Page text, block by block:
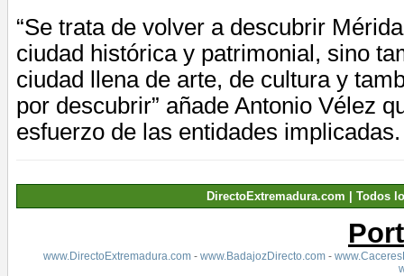
“Se trata de volver a descubrir
ciudad histórica y patrimonial, sino
ciudad llena de arte, de cultura y
por descubrir” añade Antonio Vélez
esfuerzo de las entidades implicadas.
DirectoExtremadura.com | Todos
www.DirectoExtremadura.com- www.BadajozDirecto.com-